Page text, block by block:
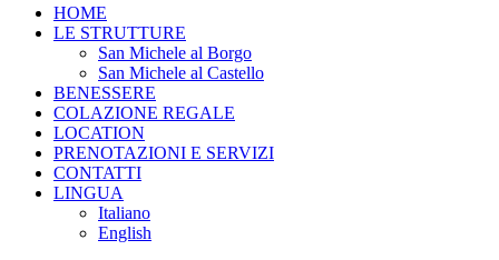
HOME
LE STRUTTURE
San Michele al Borgo
San Michele al Castello
BENESSERE
COLAZIONE REGALE
LOCATION
PRENOTAZIONI E SERVIZI
CONTATTI
LINGUA
Italiano
English